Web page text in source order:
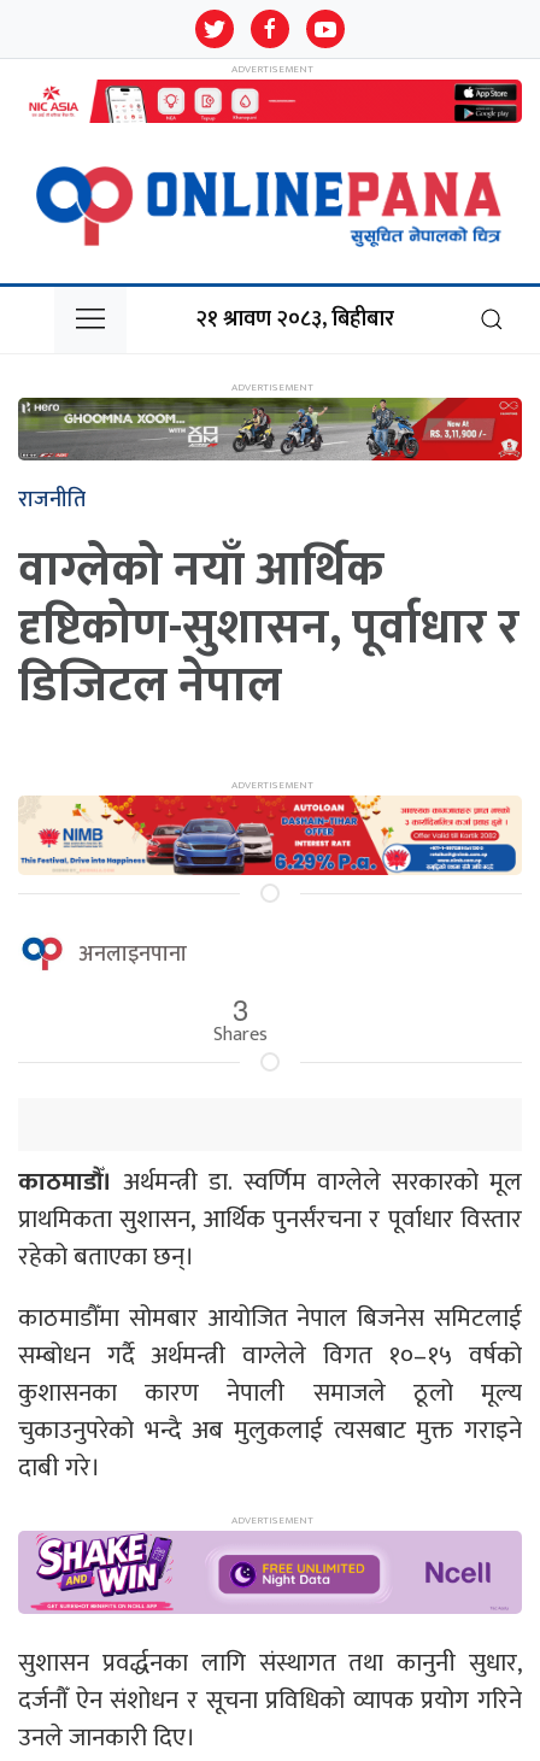
२१ श्रावण २०८३, बिहीबार
राजनीति
वाग्लेको नयाँ आर्थिक
दृष्टिकोण-सुशासन, पूर्वाधार र
डिजिटल नेपाल
अनलाइनपाना
3
Shares
काठमाडौँ। अर्थमन्त्री डा. स्वर्णिम वाग्लेले सरकारको मूल
प्राथमिकता सुशासन, आर्थिक पुनर्संरचना र पूर्वाधार विस्तार
रहेको बताएका छन्।
काठमाडौँमा सोमबार आयोजित नेपाल बिजनेस समिटलाई
सम्बोधन गर्दै अर्थमन्त्री वाग्लेले विगत १०–१५ वर्षको
कुशासनका कारण नेपाली समाजले ठूलो मूल्य
चुकाउनुपरेको भन्दै अब मुलुकलाई त्यसबाट मुक्त गराइने
दाबी गरे।
सुशासन प्रवर्द्धनका लागि संस्थागत तथा कानुनी सुधार,
दर्जनौँ ऐन संशोधन र सूचना प्रविधिको व्यापक प्रयोग गरिने
उनले जानकारी दिए।